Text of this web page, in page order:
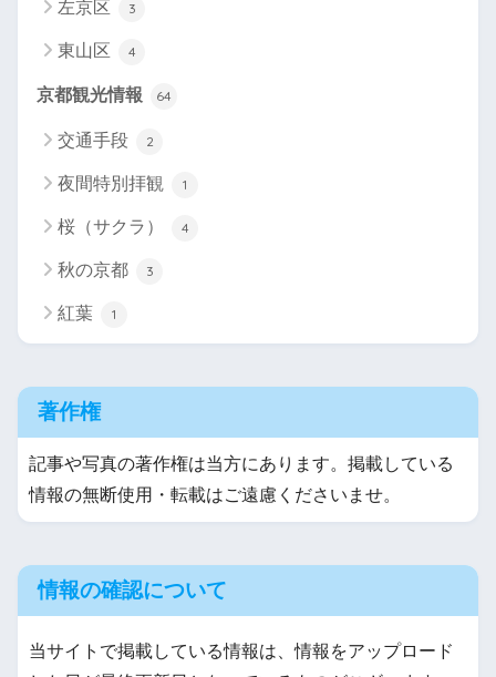
左京区 3
東山区 4
京都観光情報 64
交通手段 2
夜間特別拝観 1
桜（サクラ） 4
秋の京都 3
紅葉 1
著作権
記事や写真の著作権は当方にあります。掲載している
情報の無断使用・転載はご遠慮くださいませ。
情報の確認について
当サイトで掲載している情報は、情報をアップロード